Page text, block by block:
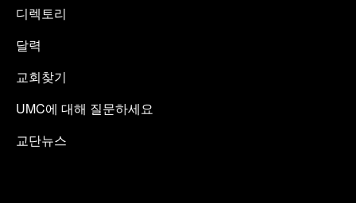
디렉토리
달력
교회찾기
UMC에 대해 질문하세요
교단뉴스